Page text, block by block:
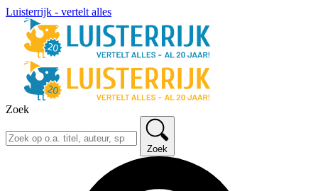
Luisterrijk - vertelt alles
Zoek
Zoek